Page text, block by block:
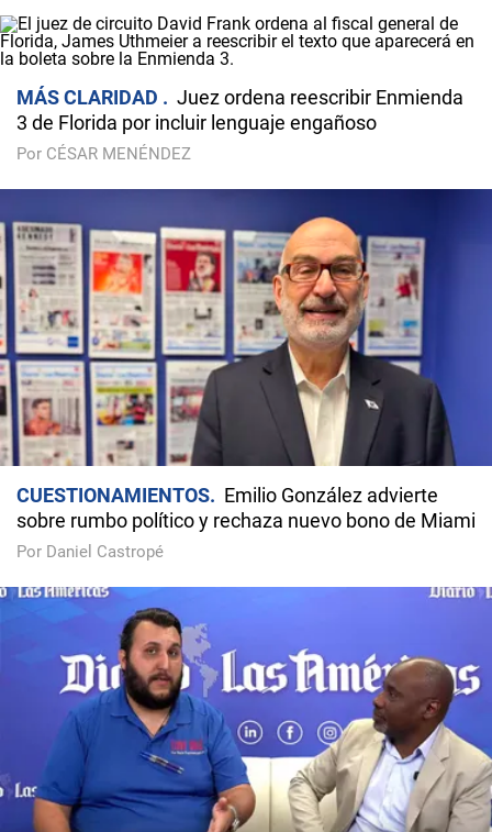
MÁS CLARIDAD
Juez ordena reescribir Enmienda
3 de Florida por incluir lenguaje engañoso
Por CÉSAR MENÉNDEZ
CUESTIONAMIENTOS
Emilio González advierte
sobre rumbo político y rechaza nuevo bono de Miami
Por Daniel Castropé